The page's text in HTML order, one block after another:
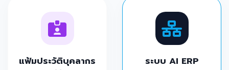
แฟ้มประวัติบุคลากร
ระบบ AI ERP